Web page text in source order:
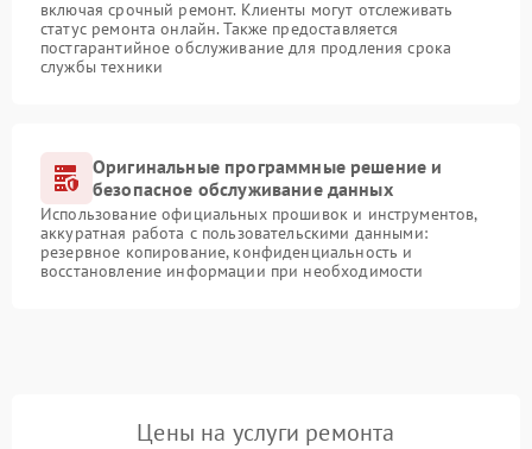
включая срочный ремонт. Клиенты могут отслеживать
статус ремонта онлайн. Также предоставляется
постгарантийное обслуживание для продления срока
службы техники
Оригинальные программные решение и
безопасное обслуживание данных
Использование официальных прошивок и инструментов,
аккуратная работа с пользовательскими данными:
резервное копирование, конфиденциальность и
восстановление информации при необходимости
Цены на услуги ремонта